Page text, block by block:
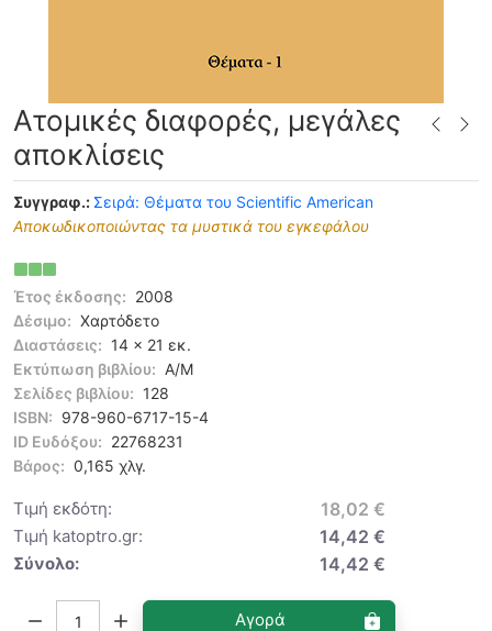
Ατομικές διαφορές, μεγάλες
αποκλίσεις
Συγγραφ.: Σειρά: Θέματα του Scientific American
Αποκωδικοποιώντας τα μυστικά του εγκεφάλου
Έτος έκδοσης: 2008
Δέσιμο: Χαρτόδετο
Διαστάσεις: 14 x 21 εκ.
Εκτύπωση βιβλίου: Α/Μ
Σελίδες βιβλίου: 128
ISBN: 978-960-6717-15-4
ID Ευδόξου: 22768231
Βάρος: 0,165 χλγ.
Τιμή εκδότη: 18,02 €
Τιμή katoptro.gr: 14,42 €
Σύνολο: 14,42 €
Αγορά